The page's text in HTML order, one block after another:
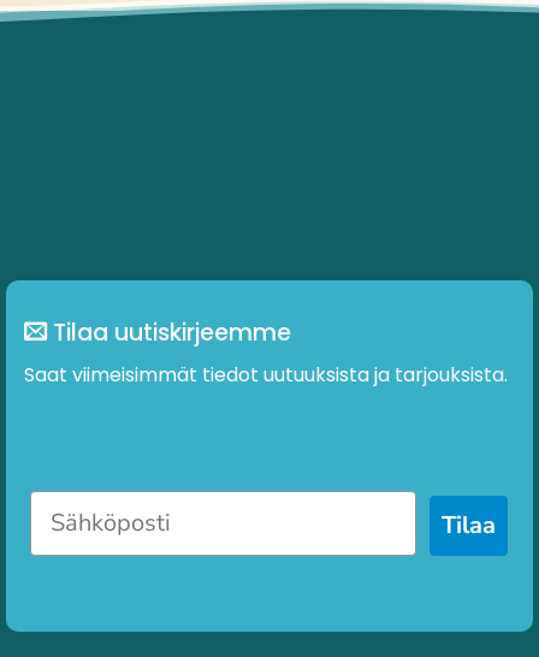
Tilaa uutiskirjeemme
Saat viimeisimmät tiedot uutuuksista ja tarjouksista.
Tilaa